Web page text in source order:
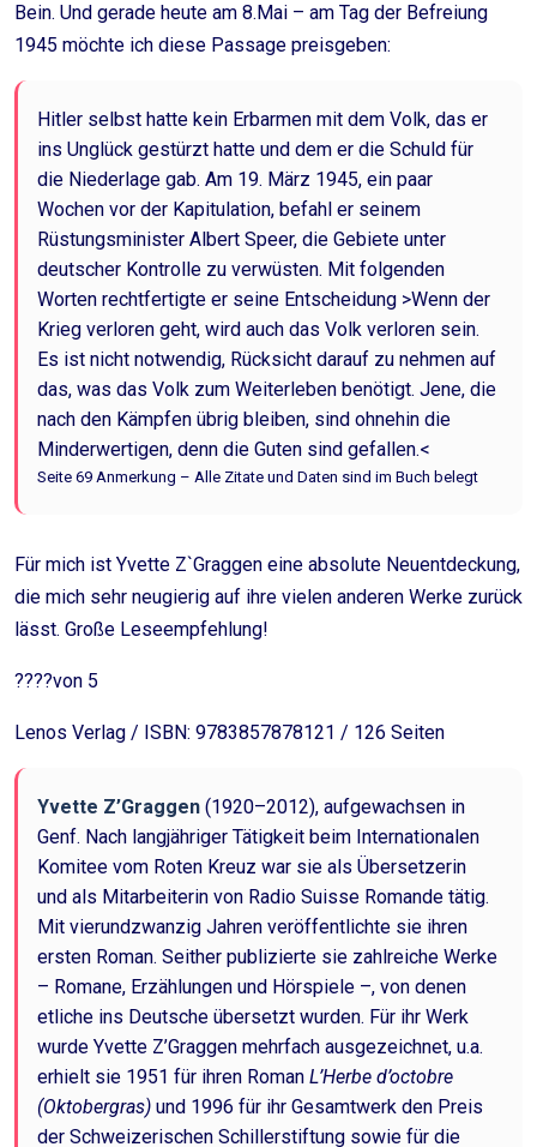
Bein. Und gerade heute am 8.Mai – am Tag der Befreiung
1945 möchte ich diese Passage preisgeben:
Hitler selbst hatte kein Erbarmen mit dem Volk, das er
ins Unglück gestürzt hatte und dem er die Schuld für
die Niederlage gab. Am 19. März 1945, ein paar
Wochen vor der Kapitulation, befahl er seinem
Rüstungsminister Albert Speer, die Gebiete unter
deutscher Kontrolle zu verwüsten. Mit folgenden
Worten rechtfertigte er seine Entscheidung >Wenn der
Krieg verloren geht, wird auch das Volk verloren sein.
Es ist nicht notwendig, Rücksicht darauf zu nehmen auf
das, was das Volk zum Weiterleben benötigt. Jene, die
nach den Kämpfen übrig bleiben, sind ohnehin die
Minderwertigen, denn die Guten sind gefallen.<
Seite 69 Anmerkung – Alle Zitate und Daten sind im Buch belegt
Für mich ist Yvette Z`Graggen eine absolute Neuentdeckung,
die mich sehr neugierig auf ihre vielen anderen Werke zurück
lässt. Große Leseempfehlung!
????von 5
Lenos Verlag / ISBN: 9783857878121 / 126 Seiten
Yvette Z’Graggen (1920–2012), aufgewachsen in
Genf. Nach langjähriger Tätigkeit beim Internationalen
Komitee vom Roten Kreuz war sie als Übersetzerin
und als Mitarbeiterin von Radio Suisse Romande tätig.
Mit vierundzwanzig Jahren veröffentlichte sie ihren
ersten Roman. Seither publizierte sie zahlreiche Werke
– Romane, Erzählungen und Hörspiele –, von denen
etliche ins Deutsche übersetzt wurden. Für ihr Werk
wurde Yvette Z’Graggen mehrfach ausgezeichnet, u.a.
erhielt sie 1951 für ihren Roman L’Herbe d’octobre
(Oktobergras) und 1996 für ihr Gesamtwerk den Preis
der Schweizerischen Schillerstiftung sowie für die